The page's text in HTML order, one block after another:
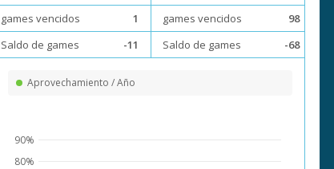
games vencidos
1
Saldo de games
-11
games vencidos
98
Saldo de games
-68
Aprovechamiento / Año
80%
90%